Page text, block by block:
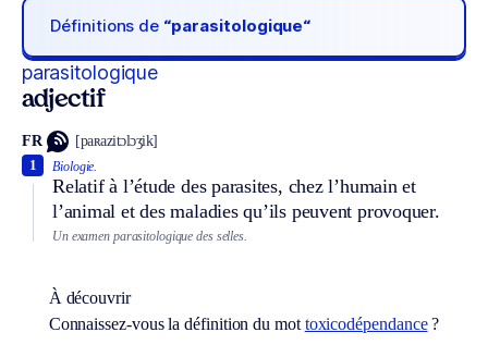
Définitions de “parasitologique“
parasitologique
adjectif
FR [paʀazitɔlɔʒik]
Biologie.
Relatif à l’étude des parasites, chez l’humain et
l’animal et des maladies qu’ils peuvent provoquer.
1
Un examen parasitologique des selles.
À découvrir
Connaissez-vous la définition du mot toxicodépendance?